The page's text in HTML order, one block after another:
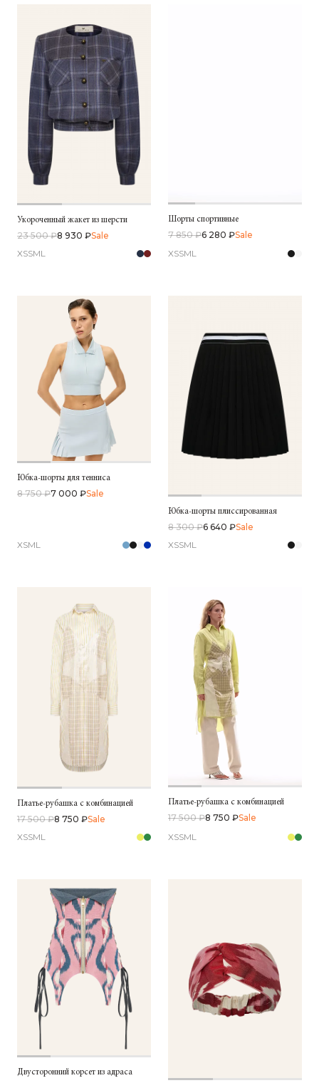
Укороченный жакет из шерсти
23 500 ₽8 930 ₽Sale
XSSML
Шорты спортивные
7 850 ₽6 280 ₽Sale
XSSML
Юбка-шорты для тенниса
8 750 ₽7 000 ₽Sale
XSML
Юбка-шорты плиссированная
8 300 ₽6 640 ₽Sale
XSSML
Платье-рубашка с комбинацией
17 500 ₽8 750 ₽Sale
XSSML
Платье-рубашка с комбинацией
17 500 ₽8 750 ₽Sale
XSSML
Двусторонний корсет из адраса